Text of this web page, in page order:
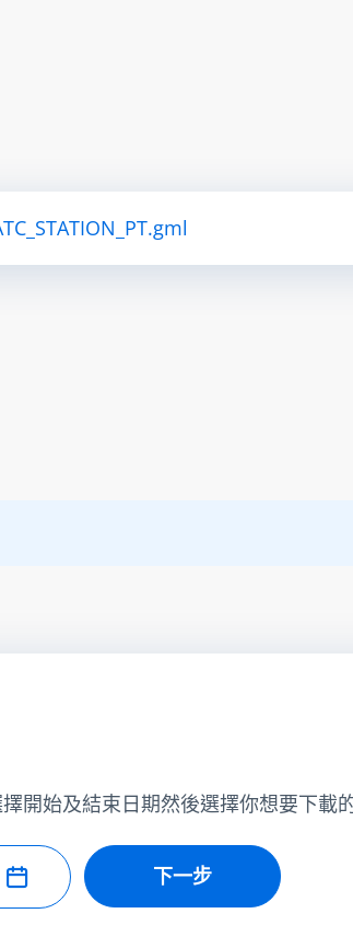
開始及結束日期然後選擇你想要下載
下一步